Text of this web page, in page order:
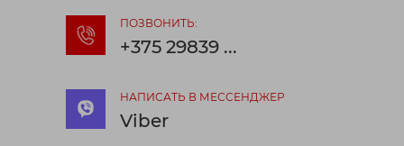
Договор № 368/2а от 07.05.2026
ПОЗВОНИТЬ:
+375 29839 ...
НАПИСАТЬ В МЕССЕНДЖЕР
Viber